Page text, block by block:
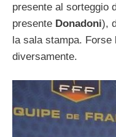
presente al sorteggio
presente Donadoni),
la sala stampa.
diversamente.